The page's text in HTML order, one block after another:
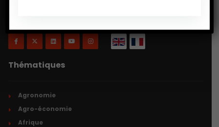
Thématiques
Agronomie
Agro-économie
Afrique